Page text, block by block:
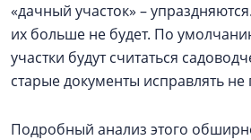
«дачный участок» –
их больше не будет. По
участки будут считаться
старые документы исправлять не
Подробный анализ этого